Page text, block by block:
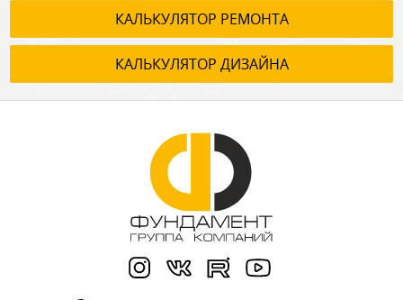
КАЛЬКУЛЯТОР РЕМОНТА
КАЛЬКУЛЯТОР ДИЗАЙНА